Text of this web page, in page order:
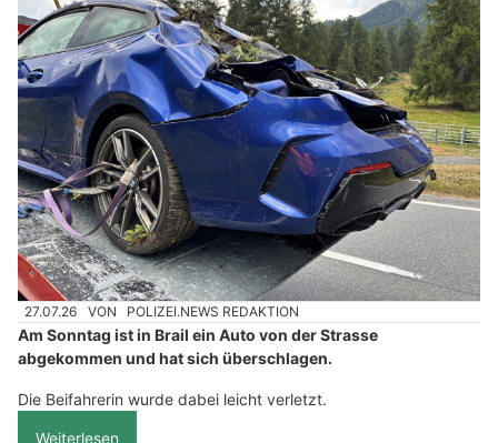
27.07.26 VON POLIZEI.NEWS REDAKTION
Am Sonntag ist in Brail ein Auto von der Strasse
abgekommen und hat sich überschlagen.
Die Beifahrerin wurde dabei leicht verletzt.
Weiterlesen